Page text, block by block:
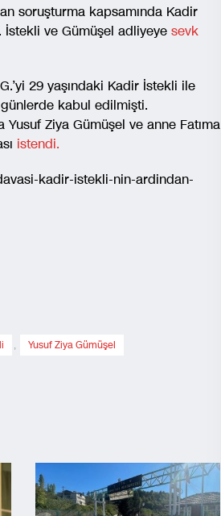
soruşturma kapsamında Kadir
İstekli ve Gümüşel adliyeye sevk
29 yaşındaki Kadir İstekli ile
kabul edilmişti.
Ziya Gümüşel ve anne Fatıma
istendi.
kadir-istekli-nin-ardindan-
, Yusuf Ziya Gümüşel